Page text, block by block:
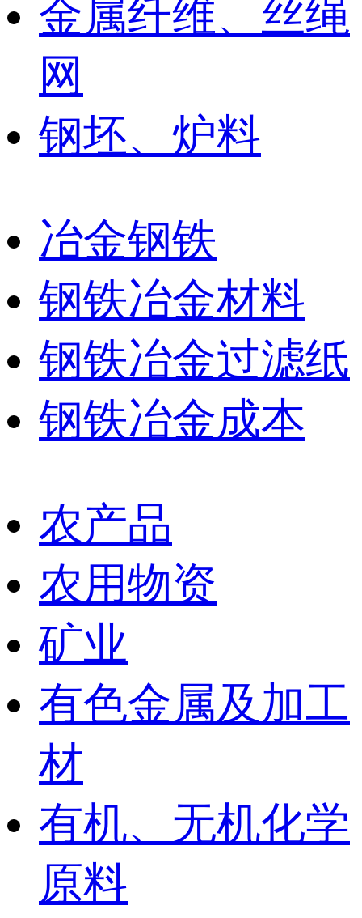
金属纤维、丝绳
网
钢坯、炉料
冶金钢铁
钢铁冶金材料
钢铁冶金过滤纸
钢铁冶金成本
农产品
农用物资
矿业
有色金属及加工
材
有机、无机化学
原料